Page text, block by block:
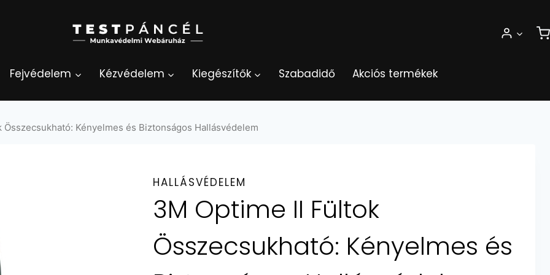
Fejvédelem Kézvédelem Kiegészítők Szabadidő Akciós termékek
Összecsukható: Kényelmes és Biztonságos Hallásvédelem
HALLÁSVÉDELEM
3M Optime II Fültok
Összecsukható: Kényelmes és